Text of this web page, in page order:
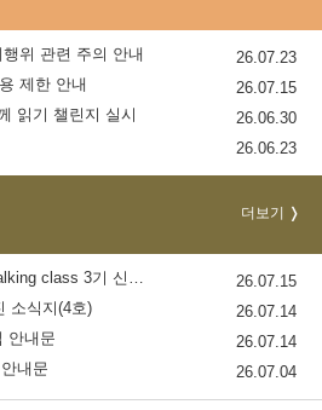
위 관련 주의 안내
26.07.23
제한 안내
26.07.15
읽기 챌린지 실시
26.06.30
26.06.23
더보기
3기 신청 모집 안내
26.07.15
소식지(4호)
26.07.14
안내문
26.07.14
내문
26.07.04